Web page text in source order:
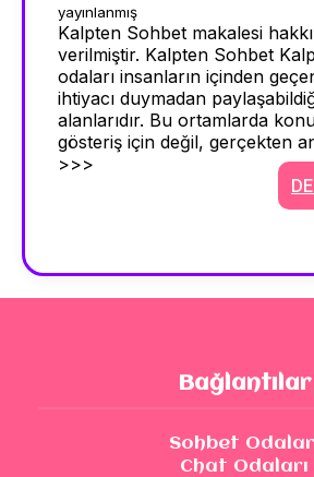
yayınlanmış
Kalpten Sohbet makalesi
verilmiştir. Kalpten Sohbet
odaları insanların içinden
ihtiyacı duymadan
alanlarıdır. Bu ortamlarda
gösteriş için değil, gerçekten
>>>
Bağlantılar
Sohbet
Chat Odaları